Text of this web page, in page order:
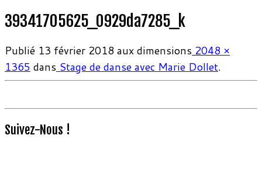
39341705625_0929da7285_k
Publié 13 février 2018 aux dimensions 2048 ×
1365 dans Stage de danse avec Marie Dollet.
Suivez-Nous !